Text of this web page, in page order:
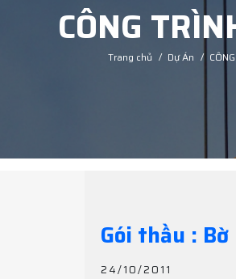
CÔNG
Trang chủ / Dự Án /
Gói thầu :
24/10/2011